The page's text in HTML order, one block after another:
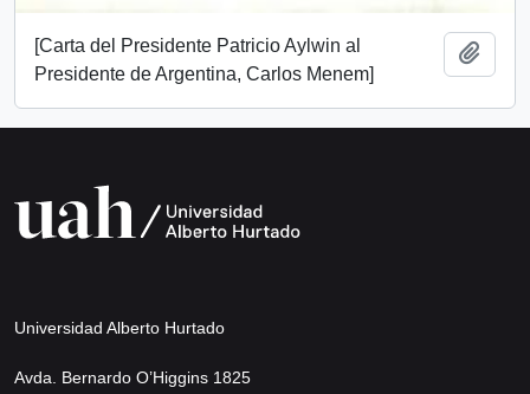
[Carta del Presidente Patricio Aylwin al
Presidente de Argentina, Carlos Menem]
Universidad Alberto Hurtado
Avda. Bernardo O’Higgins 1825